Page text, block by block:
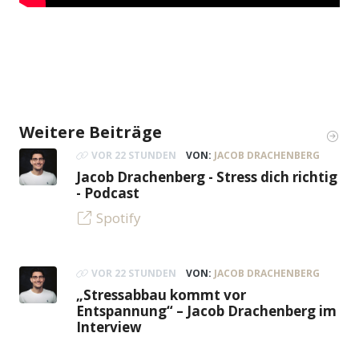
Weitere Beiträge
VOR 22 STUNDEN VON: JACOB DRACHENBERG
Jacob Drachenberg - Stress dich richtig
- Podcast
Spotify
VOR 22 STUNDEN VON: JACOB DRACHENBERG
„Stressabbau kommt vor
Entspannung“ – Jacob Drachenberg im
Interview